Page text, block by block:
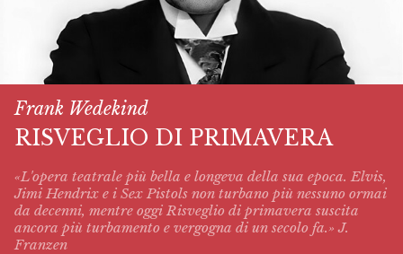
Frank Wedekind
RISVEGLIO DI PRIMAVERA
«L'opera teatrale più bella e longeva della sua epoca. Elvis,
Jimi Hendrix e i Sex Pistols non turbano più nessuno ormai
da decenni, mentre oggi Risveglio di primavera suscita
ancora più turbamento e vergogna di un secolo fa.» J.
Franzen